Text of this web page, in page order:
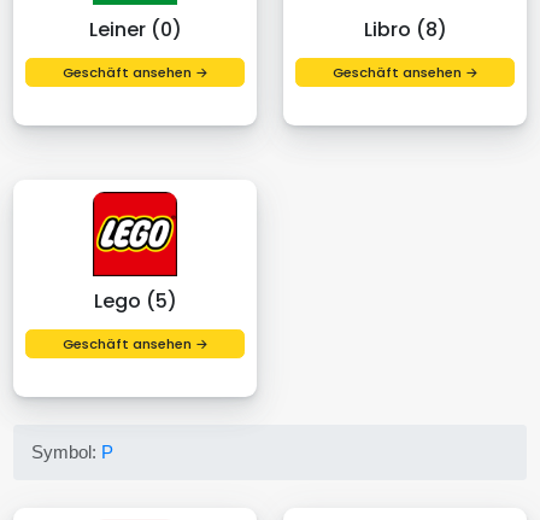
Leiner (0)
Geschäft ansehen →
Libro (8)
Geschäft ansehen →
Lego (5)
Geschäft ansehen →
Symbol: P